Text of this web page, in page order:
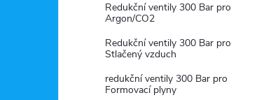
Redukční ventily 300 Bar pro
Argon/CO2
Redukční ventily 300 Bar pro
Stlačený vzduch
redukční ventily 300 Bar pro
Formovací plyny